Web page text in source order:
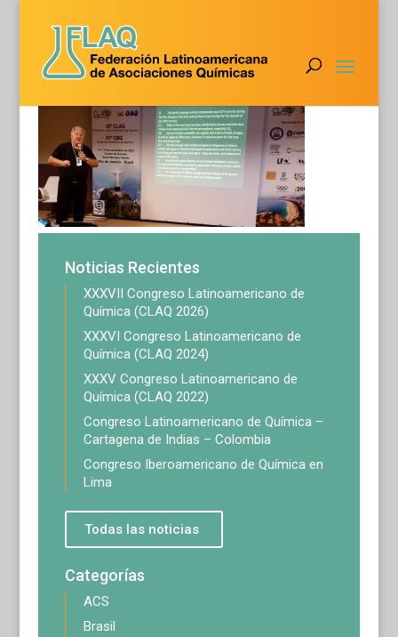
35claq9
Noticias Recientes
XXXVII Congreso Latinoamericano de
Química (CLAQ 2026)
XXXVI Congreso Latinoamericano de
Química (CLAQ 2024)
XXXV Congreso Latinoamericano de
Química (CLAQ 2022)
Congreso Latinoamericano de Química –
Cartagena de Indias – Colombia
Congreso Iberoamericano de Química en
Lima
Todas las noticias
Categorías
ACS
Brasil